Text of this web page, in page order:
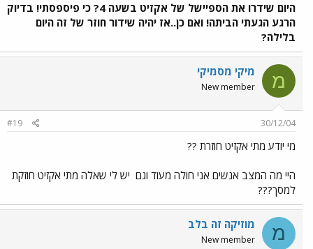
היום שידרו את הספיישל של אקזיט בשעה 4? כי פיספסתי! בדיוק
הרגע הגעתי הביתה! ואם כן..אז יהיה שידור חוזר של זה היום
בלילה?
מ מיקי מסמיקי
New member
30/12/04
#19
מי יודע מתי אקזיט חוזרת ??
היי מה המצב אנשים אני חולה מעוד וגם יש לי שאלה מתי אקזיט חוזקת
למסך???
מ מוזיקה זה בלב
New member